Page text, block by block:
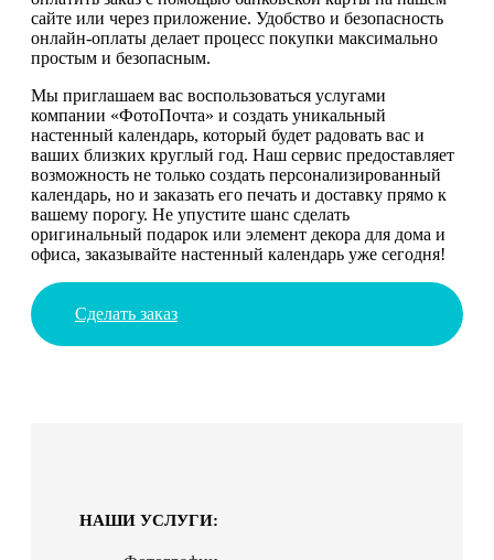
сайте или через приложение. Удобство и безопасность
онлайн-оплаты делает процесс покупки максимально
простым и безопасным.
Мы приглашаем вас воспользоваться услугами
компании «ФотоПочта» и создать уникальный
настенный календарь, который будет радовать вас и
ваших близких круглый год. Наш сервис предоставляет
возможность не только создать персонализированный
календарь, но и заказать его печать и доставку прямо к
вашему порогу. Не упустите шанс сделать
оригинальный подарок или элемент декора для дома и
офиса, заказывайте настенный календарь уже сегодня!
Сделать заказ
НАШИ УСЛУГИ: